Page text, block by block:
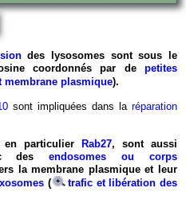
des lysosomes sont sous le
coordonnés par de petites
membrane plasmique).
sont impliquées dans la réparation
particulier Rab27, sont aussi
desendosomes ou corps
la membrane plasmique et leur
(
trafic et libération des